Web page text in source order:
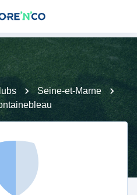
Seine-et-Marne